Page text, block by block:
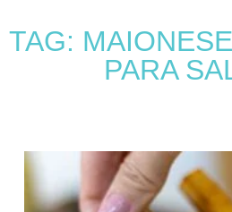
TAG:
PARA